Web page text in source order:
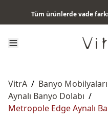
Tüm ürünlerde vade
VitrA / Banyo Mobilyaları
Aynalı Banyo Dolabı /
Metropole Edge Aynalı